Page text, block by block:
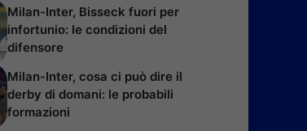
Milan-Inter, Bisseck fuori per
infortunio: le condizioni del
difensore
Milan-Inter, cosa ci può dire il
derby di domani: le probabili
formazioni